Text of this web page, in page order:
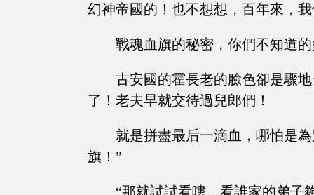
幻神帝國的！也不想想，百年來，
戰魂血旗的秘密，你們不知道
古安國的霍長老的臉色卻是驟
了！老夫早就交待過兒郎們！
就是拼盡最后一滴血，哪怕是
旗！”
“那就試試看嘍。看誰家的弟子